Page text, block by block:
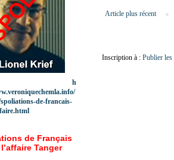
Article plus récent
Inscription à : Publier
h
spoliations-de-francais-
de Français
Tanger